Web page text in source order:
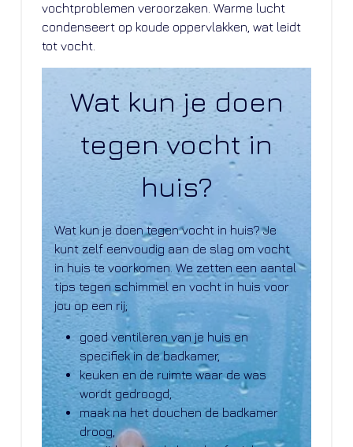
vochtproblemen veroorzaken. Warme lucht
condenseert op koude oppervlakken, wat leidt
tot vocht.
Wat kun je doen
tegen vocht in
huis?
Wat kun je doen tegen vocht in huis? Je
kunt zelf eenvoudig aan de slag om vocht
in huis te voorkomen. We zetten een aantal
tips tegen schimmel en vocht in huis voor
jou op een rij;
goed ventileren van je huis en
specifiek in de badkamer,
keuken en de ruimte waar de was
wordt gedroogd,
maak na het douchen de badkamer
droog,